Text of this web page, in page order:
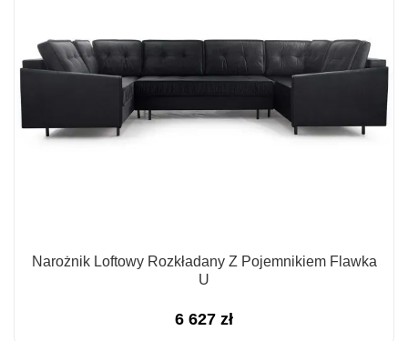
Narożnik Loftowy Rozkładany Z Pojemnikiem Flawka
U
6 627 zł